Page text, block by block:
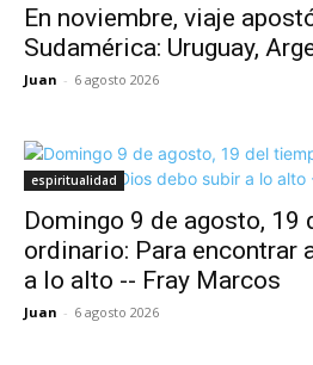
En noviembre, viaje
Sudamérica: Uruguay,
Juan - 6 agosto 2026
espiritualidad
Domingo 9 de agosto, 19
ordinario: Para encontrar
a lo alto -- Fray Marcos
Juan - 6 agosto 2026